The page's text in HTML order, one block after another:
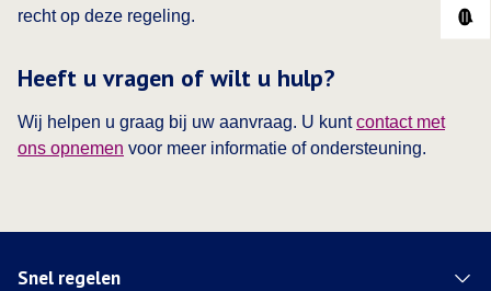
recht op deze regeling.
Heeft u vragen of wilt u hulp?
Wij helpen u graag bij uw aanvraag. U kuntcontact met
ons opnemen voor meer informatie of ondersteuning.
Snel regelen